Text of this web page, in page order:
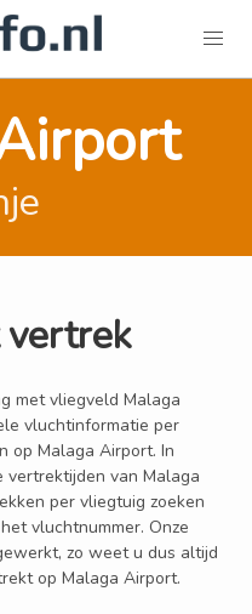
met vliegveld Malaga
vluchtinformatie per
op Malaga Airport. In
van Malaga
per vliegtuig zoeken
vluchtnummer. Onze
zo weet u dus altijd
op Malaga Airport.